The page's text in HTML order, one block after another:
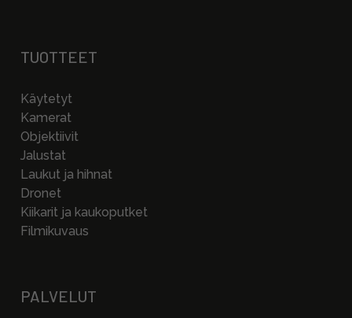
TUOTTEET
Käytetyt
Kamerat
Objektiivit
Jalustat
Laukut ja hihnat
Dronet
Kiikarit ja kaukoputket
Filmikuvaus
PALVELUT